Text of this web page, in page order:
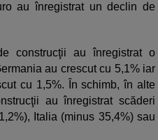
au înregistrat un declin de
construcţii au înregistrat o
au crescut cu 5,1% iar
cu 1,5%. În schimb, în alte
au înregistrat scăderi
Italia (minus 35,4%) sau